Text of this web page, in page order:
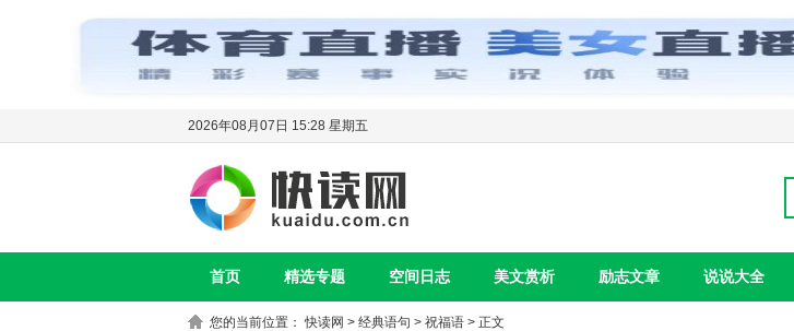
2026年08月07日 15:28 星期五
首页 精选专题 空间日志 美文赏析 励志文章 说说大全
您的当前位置：快读网 > 经典语句 > 祝福语 > 正文